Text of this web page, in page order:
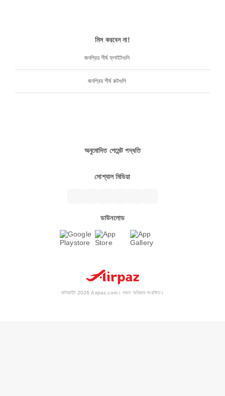
মিস করবেন না!
জনপ্রিয় শীর্ষ ফ্লাইটগুলি
জনপ্রিয় শীর্ষ রুটগুলি
অনুমোদিত পেমেন্ট পদ্ধতি
সোশ্যাল মিডিয়া
ডাউনলোড
কপিরাইট 2026 Airpaz.com। সকল অধিকার সংরক্ষিত।